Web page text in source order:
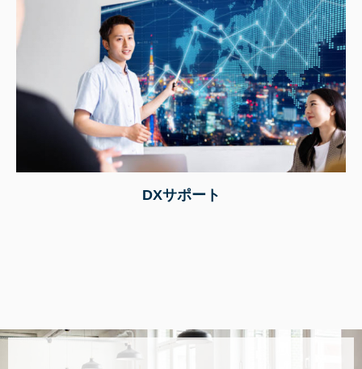
DXサポート